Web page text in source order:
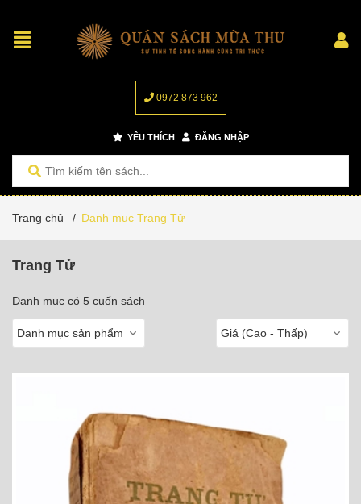
0972 873 962
YÊU THÍCH ĐĂNG NHẬP
Trang chủ / Danh mục Trang Tử
Trang Tử
Danh mục có 5 cuốn sách
Danh mục sản phẩm Giá (Cao - Thấp)